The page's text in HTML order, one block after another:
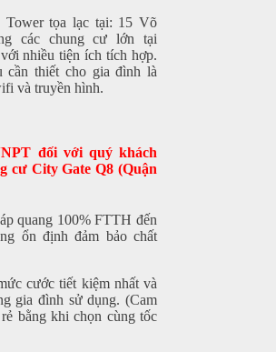
Tower tọa lạc tại: 15 Võ
các chung cư lớn tại
nhiều tiện ích tích hợp.
cần thiết cho gia đình là
và truyền hình.
đối với quý khách
cư City Gate Q8 (Quận
quang 100% FTTH đến
ổn định đảm bảo chất
cước tiết kiệm nhất và
gia đình sử dụng. (Cam
bằng khi chọn cùng tốc